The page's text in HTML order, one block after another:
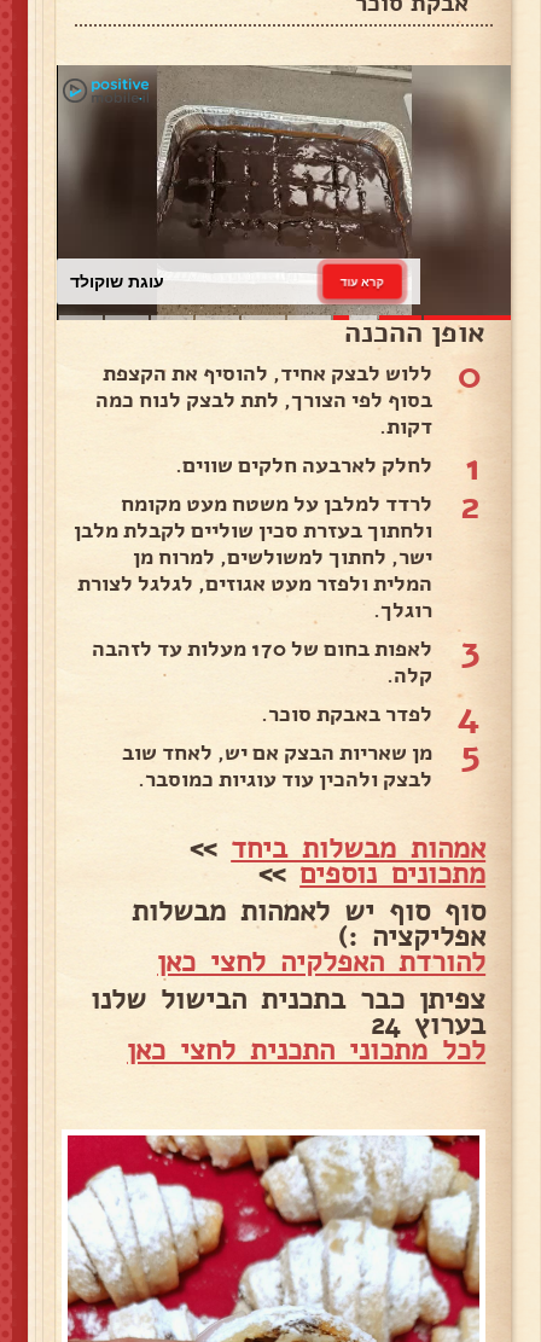
עוגת שוקולד קרא עוד
אופן ההכנה
0
ללוש לבצק אחיד, להוסיף את הקצפת
בסוף לפי הצורך, לתת לבצק לנוח כמה
דקות.
1 לחלק לארבעה חלקים שווים.
2
לרדד למלבן על משטח מעט מקומח
ולחתוך בעזרת סכין שוליים לקבלת מלבן
ישר, לחתוך למשולשים, למרוח מן
המלית ולפזר מעט אגוזים, לגלגל לצורת
רוגלך.
3
לאפות בחום של 170 מעלות עד לזהבה
קלה.
4 לפדר באבקת סוכר.
5
מן שאריות הבצק אם יש, לאחד שוב
לבצק ולהכין עוד עוגיות כמוסבר.
אמהות מבשלות ביחד >>
מתכונים נוספים>>
סוף סוף יש לאמהות מבשלות
אפליקציה :)
להורדת האפלקיה לחצי כאן
צפיתן כבר בתכנית הבישול שלנו
בערוץ 24
לכל מתכוני התכנית לחצי כאן